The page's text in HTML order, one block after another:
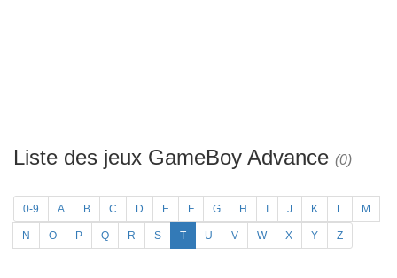
Liste des jeux GameBoy Advance (0)
0-9 A B C D E F G H J K L M
N O P Q R S T U V W X Y Z